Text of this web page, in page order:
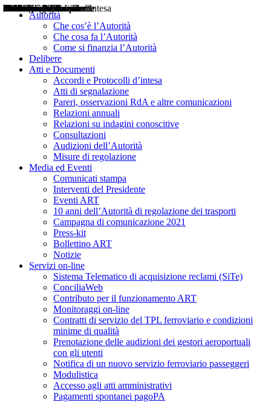
Autorità
Che cos’è l’Autorità
Che cosa fa l’Autorità
Come si finanzia l’Autorità
Delibere
Atti e Documenti
Accordi e Protocolli d’intesa
Atti di segnalazione
Pareri, osservazioni RdA e altre comunicazioni
Relazioni annuali
Relazioni su indagini conoscitive
Consultazioni
Audizioni dell’Autorità
Misure di regolazione
Media ed Eventi
Comunicati stampa
Interventi del Presidente
Eventi ART
10 anni dell’Autorità di regolazione dei trasporti
Campagna di comunicazione 2021
Press-kit
Bollettino ART
Notizie
Servizi on-line
Sistema Telematico di acquisizione reclami (SiTe)
ConciliaWeb
Contributo per il funzionamento ART
Monitoraggi on-line
Contratti di servizio del TPL ferroviario e condizioni
minime di qualità
Prenotazione delle audizioni dei gestori aeroportuali
con gli utenti
Notifica di un nuovo servizio ferroviario passeggeri
Modulistica
Accesso agli atti amministrativi
Pagamenti spontanei pagoPA
Delibere
Pareri
Consultazioni
Audizioni
Atti di Segnalazione
Accordi e Protocolli d'Intesa
Relazioni annuali
Misure di regolazione
Notizie
Comunicati Stampa
Bollettini ART
Convegni ART
Interviste del Presidente
Articoli in primo piano
Interventi del Presidente
2004
2005
2010
2013
2014
2015
2016
2017
2018
2019
202
2020
2021
2022
2023
2024
2025
2026
Aereo
Marittimo
Terrestre